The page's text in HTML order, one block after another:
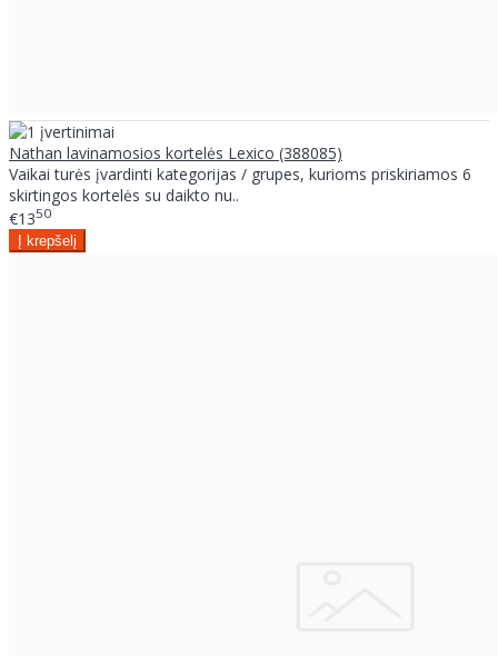
Nathan lavinamosios kortelės Lexico (388085)
Vaikai turės įvardinti kategorijas / grupes, kurioms priskiriamos 6
skirtingos kortelės su daikto nu..
€1350